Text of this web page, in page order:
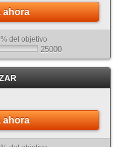
ahora
del objetivo
25000
ahora